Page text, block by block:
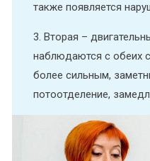
также появляется
3.Вторая –
наблюдаются с обеих
более сильным,
потоотделение,